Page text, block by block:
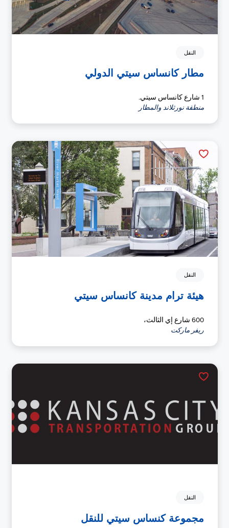
النقل
مطار كانساس سيتي الدولي
1 شارع كانساس سيتي.
منطقة نورثلاند والمطار
النقل
هيئة ترام مدينة كانساس سيتي
600 شارع إي الثالث،
ريفر ماركت
النقل
مجموعة كنساس سيتي للنقل